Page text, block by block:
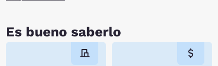
Es bueno saberlo